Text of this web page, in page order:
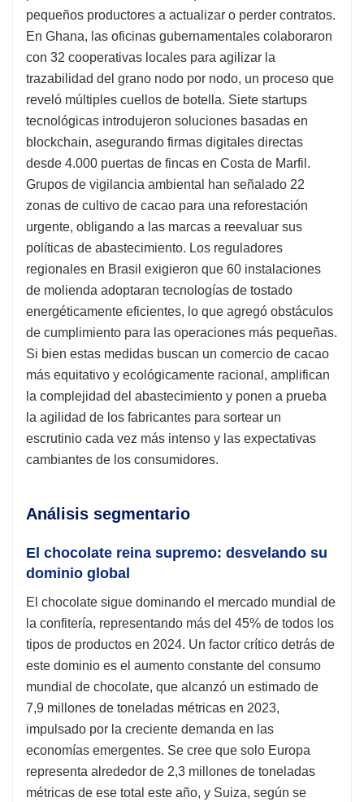
pequeños productores a actualizar o perder contratos.
En Ghana, las oficinas gubernamentales colaboraron
con 32 cooperativas locales para agilizar la
trazabilidad del grano nodo por nodo, un proceso que
reveló múltiples cuellos de botella. Siete startups
tecnológicas introdujeron soluciones basadas en
blockchain, asegurando firmas digitales directas
desde 4.000 puertas de fincas en Costa de Marfil.
Grupos de vigilancia ambiental han señalado 22
zonas de cultivo de cacao para una reforestación
urgente, obligando a las marcas a reevaluar sus
políticas de abastecimiento. Los reguladores
regionales en Brasil exigieron que 60 instalaciones
de molienda adoptaran tecnologías de tostado
energéticamente eficientes, lo que agregó obstáculos
de cumplimiento para las operaciones más pequeñas.
Si bien estas medidas buscan un comercio de cacao
más equitativo y ecológicamente racional, amplifican
la complejidad del abastecimiento y ponen a prueba
la agilidad de los fabricantes para sortear un
escrutinio cada vez más intenso y las expectativas
cambiantes de los consumidores.
Análisis segmentario
El chocolate reina supremo: desvelando su
dominio global
El chocolate sigue dominando el mercado mundial de
la confitería, representando más del 45% de todos los
tipos de productos en 2024. Un factor crítico detrás de
este dominio es el aumento constante del consumo
mundial de chocolate, que alcanzó un estimado de
7,9 millones de toneladas métricas en 2023,
impulsado por la creciente demanda en las
economías emergentes. Se cree que solo Europa
representa alrededor de 2,3 millones de toneladas
métricas de ese total este año, y Suiza, según se